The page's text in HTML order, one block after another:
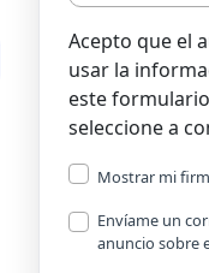
Acepto que el
usar la
este
seleccione a
Mostrar mi
Envíame un
anuncio sobre